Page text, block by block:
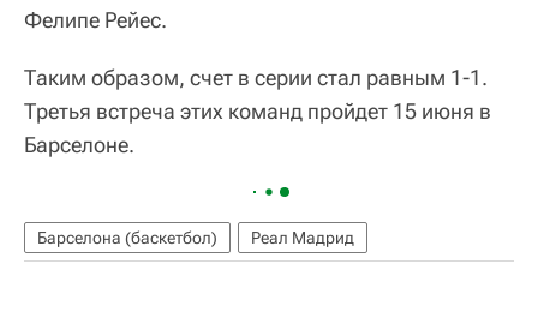
Фелипе Рейес.
Таким образом, счет в серии стал равным 1-1.
Третья встреча этих команд пройдет 15 июня в
Барселоне.
Барселона (баскетбол) Реал Мадрид